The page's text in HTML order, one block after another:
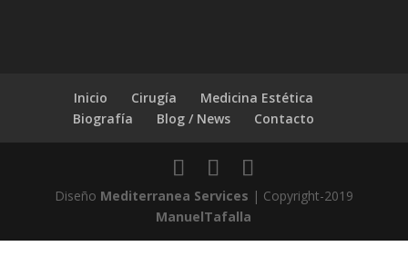
Inicio Cirugía
Medicina Estética
Biografía
Blog / News Contacto
Diseño Mediterranea Services | Copyright-2019
ManuelTafalla